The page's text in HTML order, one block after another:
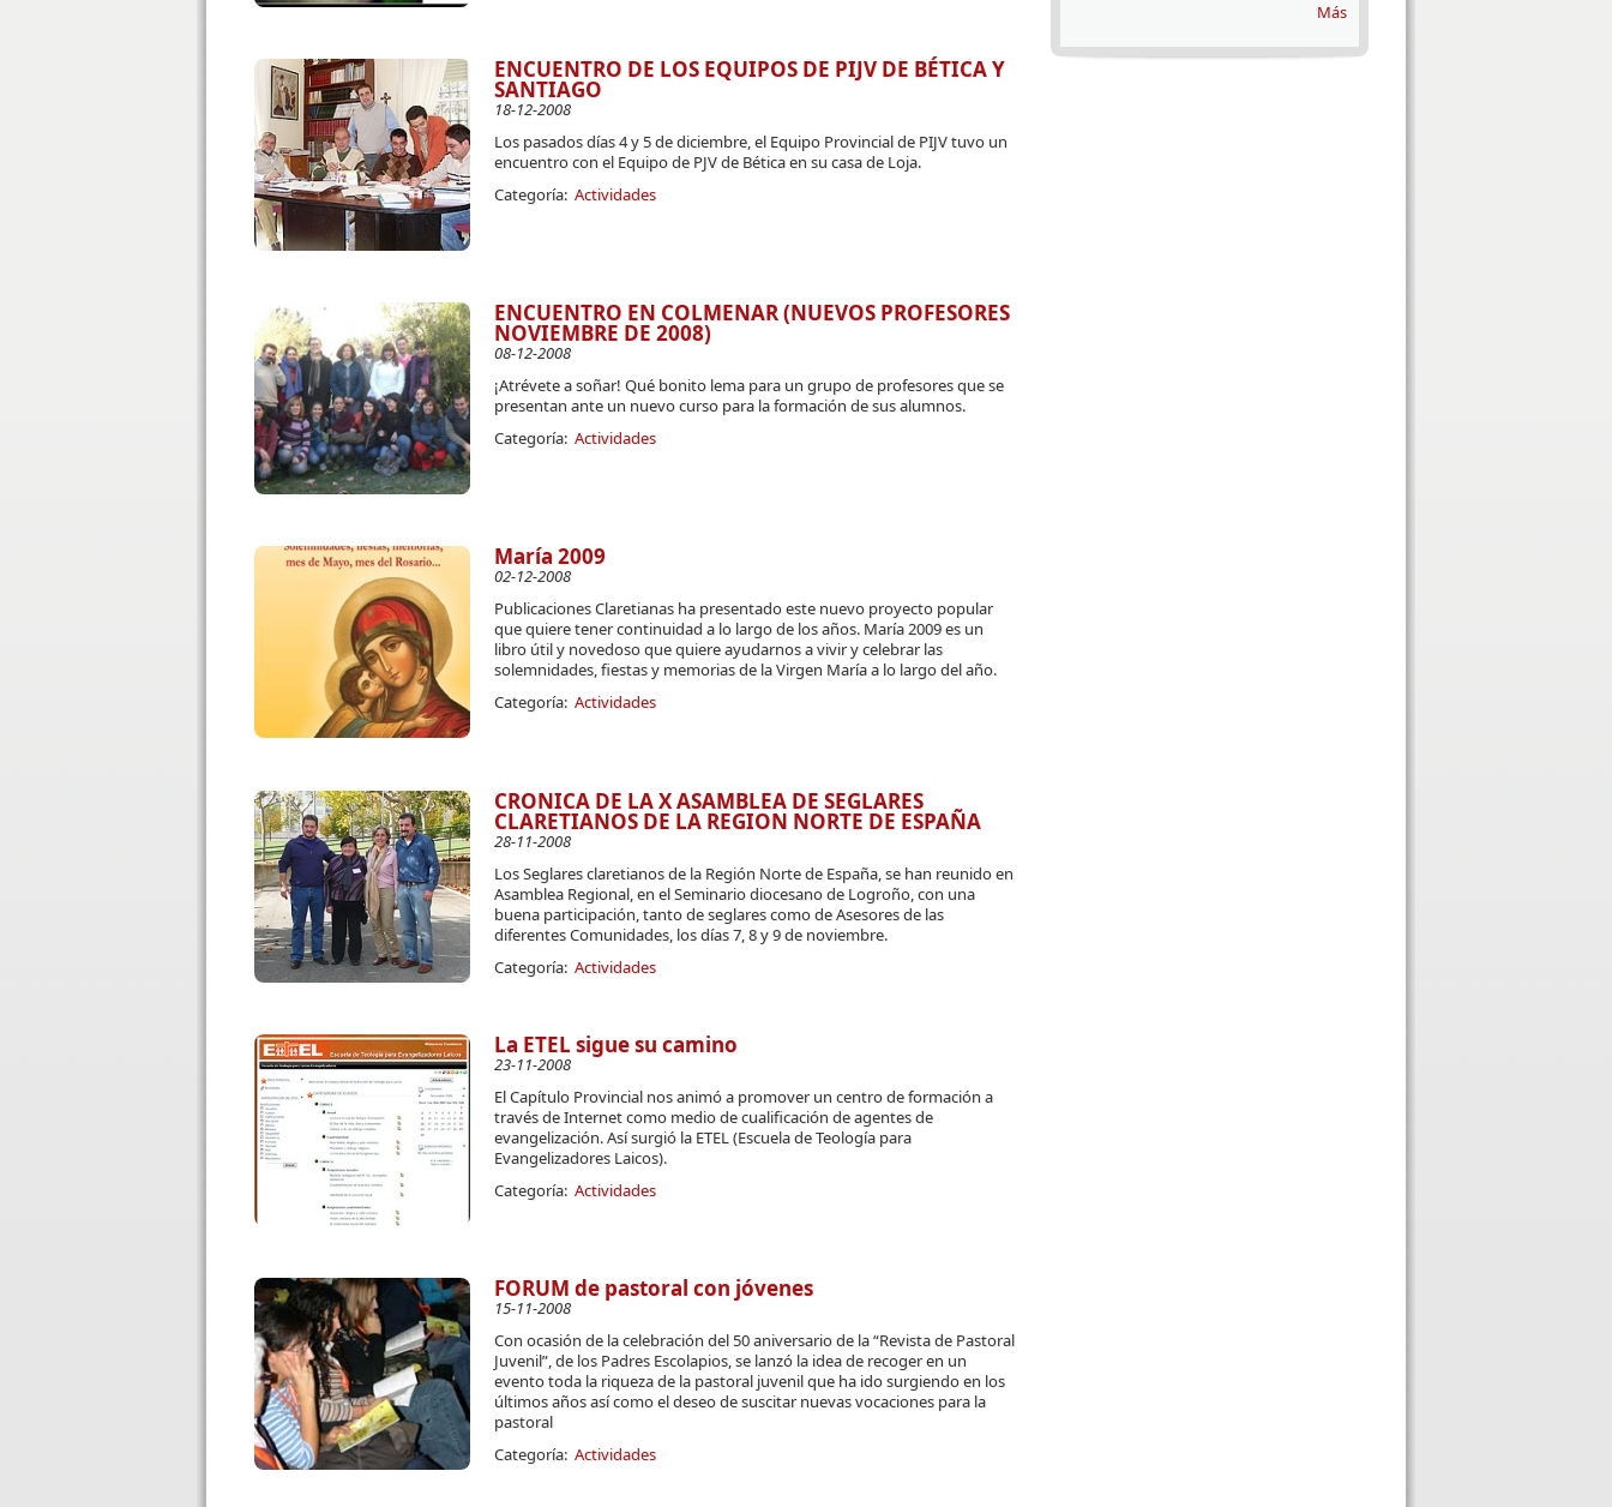
ENCUENTRO DE LOS EQUIPOS DE PIJV DE BÉTICA Y
SANTIAGO
18-12-2008
Los pasados días 4 y 5 de diciembre, el Equipo Provincial de PIJV tuvo un
encuentro con el Equipo de PJV de Bética en su casa de Loja.
Categoría: Actividades
ENCUENTRO EN COLMENAR (NUEVOS PROFESORES
NOVIEMBRE DE 2008)
08-12-2008
¡Atrévete a soñar! Qué bonito lema para un grupo de profesores que se
presentan ante un nuevo curso para la formación de sus alumnos.
Categoría: Actividades
María 2009
02-12-2008
Publicaciones Claretianas ha presentado este nuevo proyecto popular
que quiere tener continuidad a lo largo de los años. María 2009 es un
libro útil y novedoso que quiere ayudarnos a vivir y celebrar las
solemnidades, fiestas y memorias de la Virgen María a lo largo del año.
Categoría: Actividades
CRONICA DE LA X ASAMBLEA DE SEGLARES
CLARETIANOS DE LA REGION NORTE DE ESPAÑA
28-11-2008
Los Seglares claretianos de la Región Norte de España, se han reunido en
Asamblea Regional, en el Seminario diocesano de Logroño, con una
buena participación, tanto de seglares como de Asesores de las
diferentes Comunidades, los días 7, 8 y 9 de noviembre.
Categoría: Actividades
La ETEL sigue su camino
23-11-2008
El Capítulo Provincial nos animó a promover un centro de formación a
través de Internet como medio de cualificación de agentes de
evangelización. Así surgió la ETEL (Escuela de Teología para
Evangelizadores Laicos).
Categoría: Actividades
FORUM de pastoral con jóvenes
15-11-2008
Con ocasión de la celebración del 50 aniversario de la “Revista de Pastoral
Juvenil”, de los Padres Escolapios, se lanzó la idea de recoger en un
evento toda la riqueza de la pastoral juvenil que ha ido surgiendo en los
últimos años así como el deseo de suscitar nuevas vocaciones para la
pastoral
Categoría: Actividades
Más